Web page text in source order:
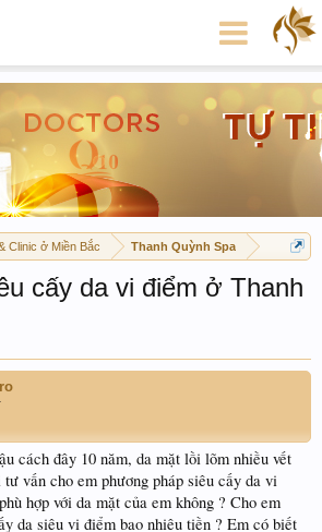
Clinic ở Miền Bắc Thanh Quỳnh Spa
cấy da vi điểm ở Thanh
cách đây 10 năm, da mặt lồi lõm nhiều vết
vấn cho em phương pháp siêu cấy da vi
hợp với da mặt của em không ? Cho em
da siêu vi điểm bao nhiêu tiền ? Em có biết